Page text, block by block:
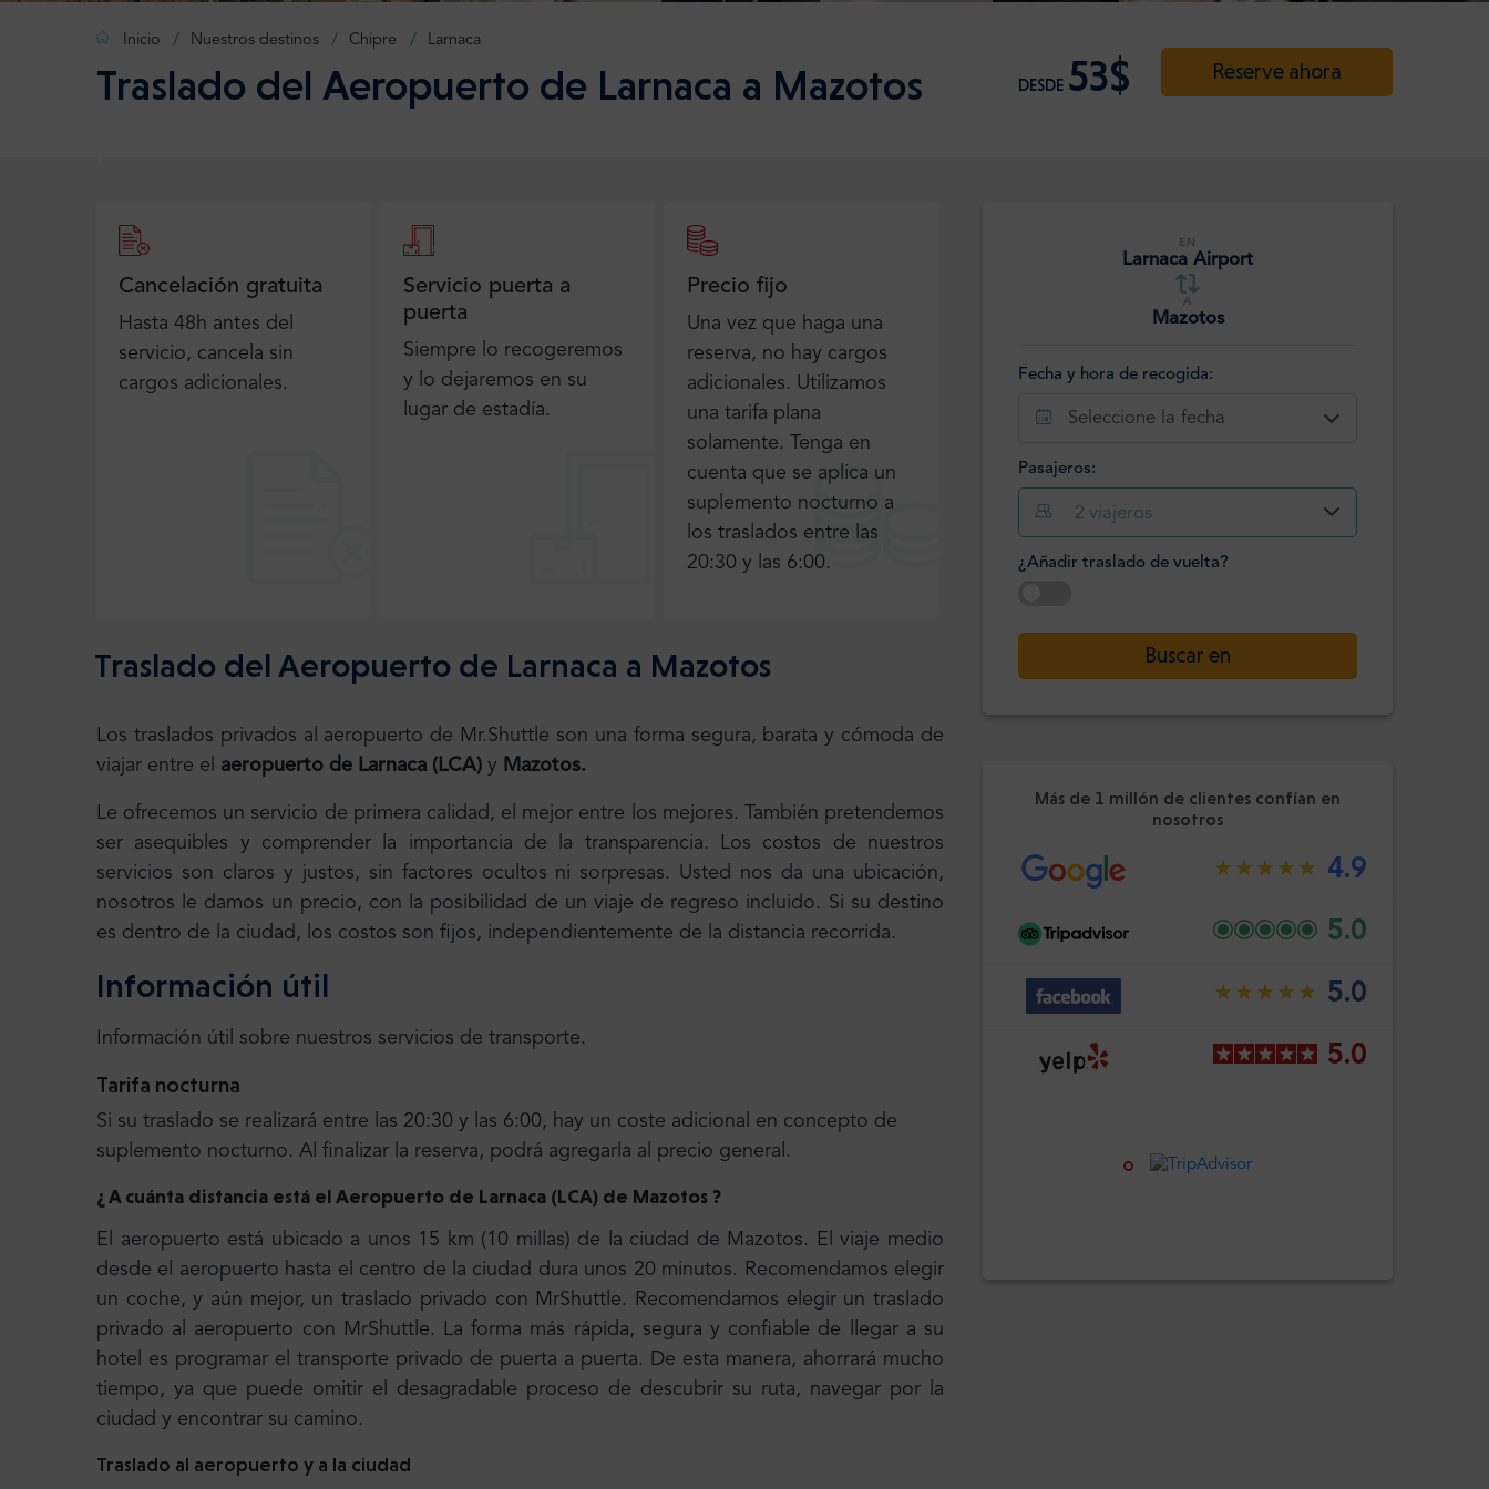
Inicio Nuestros destinos Chipre Larnaca
Traslado del Aeropuerto de Larnaca a Mazotos DESDE 53$ Reserve ahora
EN
Larnaca Airport
A
Mazotos
Fecha y hora de recogida:
Seleccione la fecha
Hora
:
Minuto
Confirme
Pasajeros:
2 viajeros
¿Añadir traslado de vuelta?
Buscar en
Más de 1 millón de clientes confían en
nosotros
4.9
5.0
5.0
5.0
Cancelación gratuita
Hasta 48h antes del
servicio, cancela sin
cargos adicionales.
Servicio puerta a
puerta
Siempre lo recogeremos
y lo dejaremos en su
lugar de estadía.
Precio fijo
Una vez que haga una
reserva, no hay cargos
adicionales. Utilizamos
una tarifa plana
solamente. Tenga en
cuenta que se aplica un
suplemento nocturno a
los traslados entre las
20:30 y las 6:00.
Traslado del Aeropuerto de Larnaca a Mazotos
Los traslados privados al aeropuerto de Mr.Shuttle son una forma segura, barata y cómoda de
viajar entre el aeropuerto de Larnaca (LCA) y Mazotos.
Le ofrecemos un servicio de primera calidad, el mejor entre los mejores. También pretendemos
ser asequibles y comprender la importancia de la transparencia. Los costos de nuestros
servicios son claros y justos, sin factores ocultos ni sorpresas. Usted nos da una ubicación,
nosotros le damos un precio, con la posibilidad de un viaje de regreso incluido. Si su destino
es dentro de la ciudad, los costos son fijos, independientemente de la distancia recorrida.
Información útil
Información útil sobre nuestros servicios de transporte.
Tarifa nocturna
Si su traslado se realizará entre las 20:30 y las 6:00, hay un coste adicional en concepto de
suplemento nocturno. Al finalizar la reserva, podrá agregarla al precio general.
¿ A cuánta distancia está el Aeropuerto de Larnaca (LCA) de Mazotos ?
El aeropuerto está ubicado a unos 15 km (10 millas) de la ciudad de Mazotos. El viaje medio
desde el aeropuerto hasta el centro de la ciudad dura unos 20 minutos. Recomendamos elegir
un coche, y aún mejor, un traslado privado con MrShuttle. Recomendamos elegir un traslado
privado al aeropuerto con MrShuttle. La forma más rápida, segura y confiable de llegar a su
hotel es programar el transporte privado de puerta a puerta. De esta manera, ahorrará mucho
tiempo, ya que puede omitir el desagradable proceso de descubrir su ruta, navegar por la
ciudad y encontrar su camino.
Traslado al aeropuerto y a la ciudad